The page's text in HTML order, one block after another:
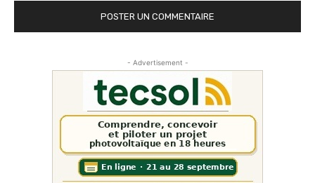
- Advertisement -